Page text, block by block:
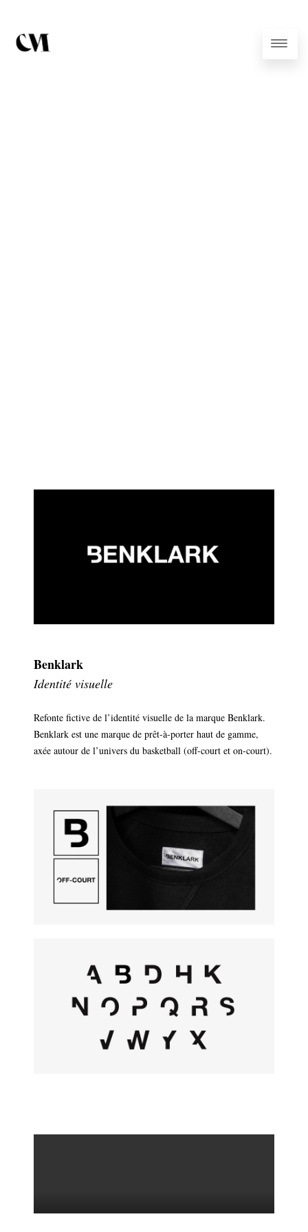
Benklark
Identité visuelle
Refonte fictive de l’identité visuelle de la marque Benklark.
Benklark est une marque de prêt-à-porter haut de gamme,
axée autour de l’univers du basketball (off-court et on-court).